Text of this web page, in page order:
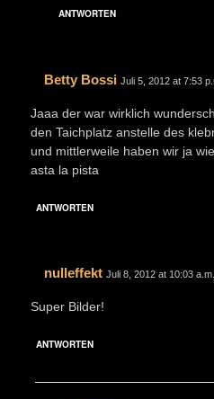
ANTWORTEN
Betty Bossi Juli 5, 2012 at 7:53
Jaaa der war wirklich
den Taichplatz anstelle des
und mittlerweile haben wir ja
asta la pista
ANTWORTEN
nulleffekt Juli 8, 2012 at 10:03 a.m.
Super Bilder!
ANTWORTEN